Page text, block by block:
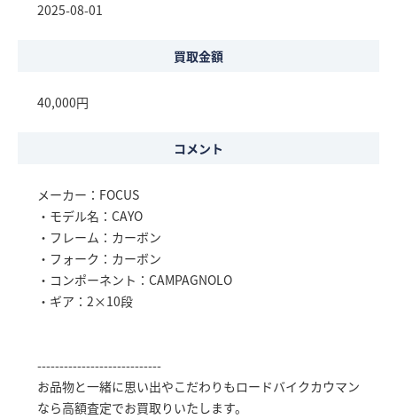
2025-08-01
買取金額
40,000円
コメント
メーカー：FOCUS
・モデル名：CAYO
・フレーム：カーボン
・フォーク：カーボン
・コンポーネント：CAMPAGNOLO
・ギア：2×10段
----------------------------
お品物と一緒に思い出やこだわりもロードバイクカウマン
なら高額査定でお買取りいたします。